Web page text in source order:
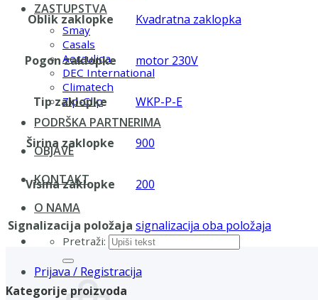
ZASTUPSTVA
Smay
Casals
Aerauliqa
DEC International
Climatech
Zip-Clip
PODRŠKA PARTNERIMA
OBJAVE
KONTAKT
O NAMA
Pretraži:
Prijava / Registracija
Oblik zaklopke Kvadratna zaklopka
Pogon zaklopke motor 230V
Tip zaklopke WKP-P-E
Širina zaklopke 900
Visina zaklopke 200
Signalizacija položaja signalizacija oba položaja
Kategorije proizvoda